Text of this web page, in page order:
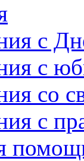
с
с
со
с